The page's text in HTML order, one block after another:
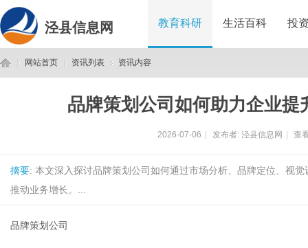
泾县信息网 教育科研 生活百科 投
网站首页 资讯列表 资讯内容
品牌策划公司如何助力企业
2026-07-06 发布者: 泾县信息网 查
摘要: 本文深入探讨品牌策划公司如何通过市场分析、品牌定位、视
推动业务增长。...
品牌策划公司